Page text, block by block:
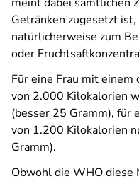
Getränken zugesetzt
natürlicherweise zum
oder
Für eine Frau mit
von 2.000 Kilokalorien
(besser 25 Gramm), für
von 1.200 Kilokalorien
Gramm).
Obwohl die WHO diese